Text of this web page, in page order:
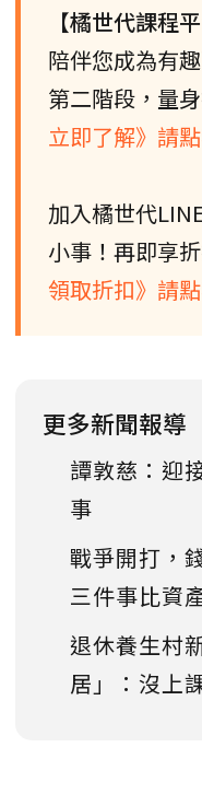
【橘世代課程平
陪伴您成為有
第二階段，量
立即了解》請
加入橘世代
小事！再即享
領取折扣》請
更多新聞報導
譚敦慈：迎
事
戰爭開打，
三件事比資
退休養生村
居」：沒上